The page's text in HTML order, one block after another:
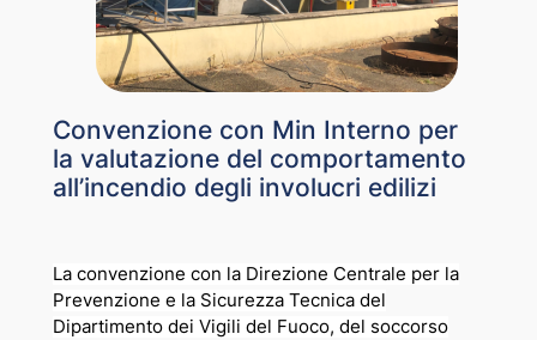
Convenzione con Min Interno per
la valutazione del comportamento
all’incendio degli involucri edilizi
La convenzione con la Direzione Centrale per la
Prevenzione e la Sicurezza Tecnica del
Dipartimento dei Vigili del Fuoco, del soccorso